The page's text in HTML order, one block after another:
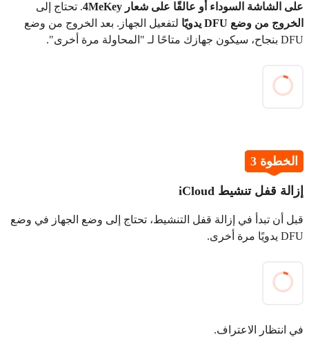
على الشاشة السوداء أو عالقًا على شعار 4MeKey
. تحتاج إلى
الخروج من وضع DFU يدويًا
لتفعيل الجهاز. بعد الخروج من وضع
DFU بنجاح، سيكون جهازك متاحًا لـ "المحاولة مرة أخرى".
الخطوة 3
إزالة قفل تنشيط iCloud
قبل أن تبدأ في إزالة قفل التنشيط، تحتاج إلى وضع الجهاز في وضع
DFU يدويًا مرة أخرى.
في انتظار الاعتراف.